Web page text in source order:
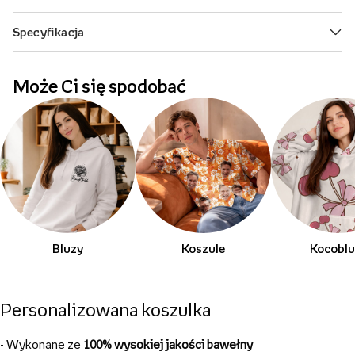
Może Ci się spodobać
Bluzy Koszule
Personalizowana koszulka
- Wykonane ze 100%wysokiej jakości bawełny